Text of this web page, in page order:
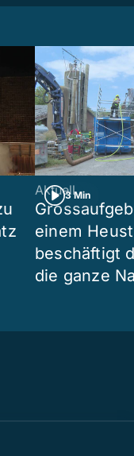
3 Min
Aktuell
einem
beschäftigt
die ganze